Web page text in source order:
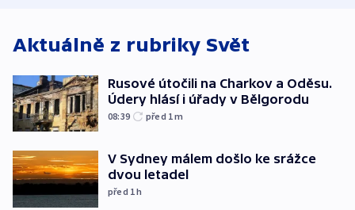
Aktuálně z rubriky Svět
Rusové útočili na Charkov a Oděsu.
Údery hlásí i úřady v Bělgorodu
08:39 před 1m
V Sydney málem došlo ke srážce
dvou letadel
před 1h